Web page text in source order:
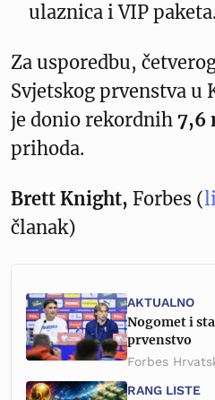
ulaznica i VIP paketa.
Za usporedbu,
Svjetskog prvenstva u
je donio rekordnih 7,6
prihoda.
Brett Knight, Forbes (
članak)
AKTUALNO
Nogomet i
prvenstvo
Forbes
RANG LISTE